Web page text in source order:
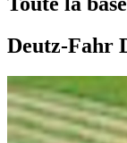
Deutz-Fahr